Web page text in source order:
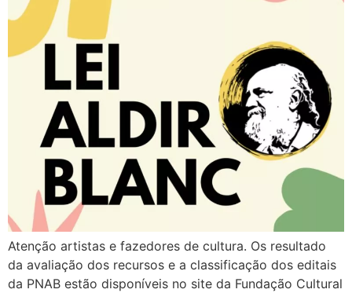
Atenção artistas e fazedores de cultura. Os resultado
da avaliação dos recursos e a classificação dos editais
da PNAB estão disponíveis no site da Fundação Cultural